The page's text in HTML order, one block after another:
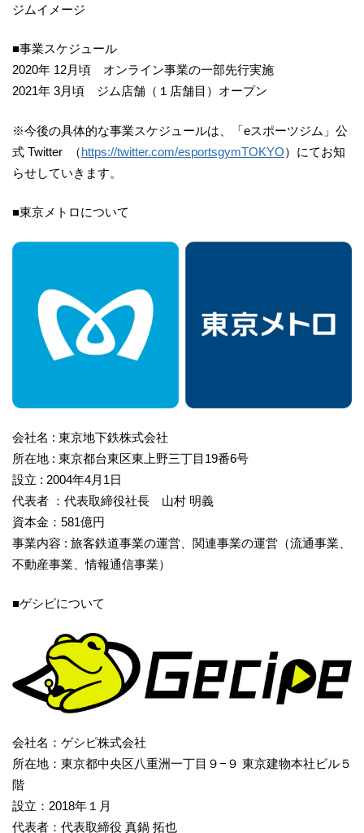
ジムイメージ
■事業スケジュール
2020年 12月頃 オンライン事業の一部先行実施
2021年 3月頃 ジム店舗（１店舗目）オープン
※今後の具体的な事業スケジュールは、「eスポーツジム」公
式 Twitter （https://twitter.com/esportsgymTOKYO）にてお知
らせしていきます。
■東京メトロについて
会社名 : 東京地下鉄株式会社
所在地 : 東京都台東区東上野三丁目19番6号
設立 : 2004年4月1日
代表者 ：代表取締役社長 山村 明義
資本⾦：581億円
事業内容 : 旅客鉄道事業の運営、関連事業の運営（流通事業、
不動産事業、情報通信事業）
■ゲシピについて
会社名：ゲシピ株式会社
所在地：東京都中央区八重洲一丁目９−９ 東京建物本社ビル５
階
設立：2018年１月
代表者：代表取締役 真鍋 拓也